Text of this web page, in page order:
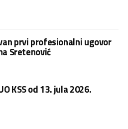
prvi profesionalni ugovor
Sretenović
KSS od 13. jula 2026.